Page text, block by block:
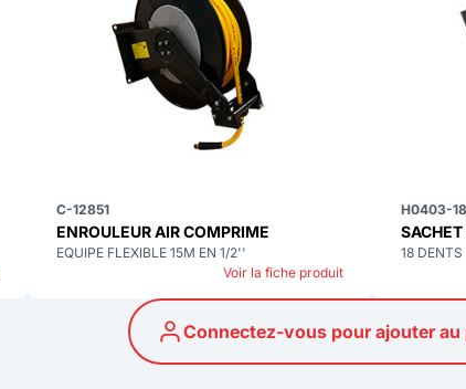
C-12851
ENROULEUR AIR COMPRIME
EQUIPE FLEXIBLE 15M EN 1/2''
Voir la fiche produit
H0403-
18 DENTS
Connectez-vous pour ajouter au